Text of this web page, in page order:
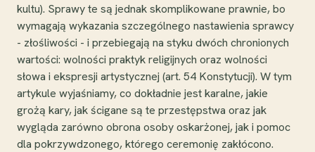
kultu). Sprawy te są jednak skomplikowane prawnie, bo
wymagają wykazania szczególnego nastawienia sprawcy
- złośliwości - i przebiegają na styku dwóch chronionych
wartości: wolności praktyk religijnych oraz wolności
słowa i ekspresji artystycznej (art. 54 Konstytucji). W tym
artykule wyjaśniamy, co dokładnie jest karalne, jakie
grożą kary, jak ścigane są te przestępstwa oraz jak
wygląda zarówno obrona osoby oskarżonej, jak i pomoc
dla pokrzywdzonego, którego ceremonię zakłócono.